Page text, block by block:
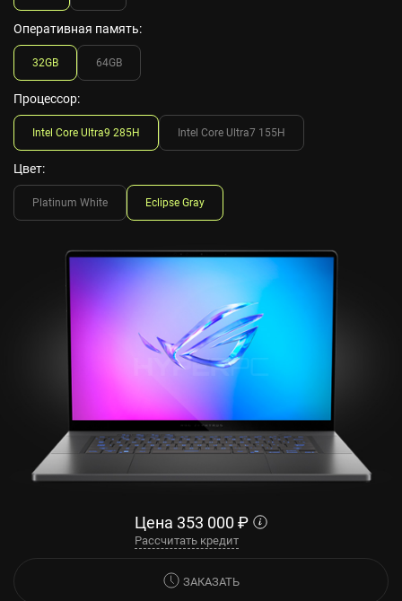
Оперативная память:
32GB 64GB
Процессор:
Intel Core Ultra9 285H Intel Core Ultra7 155H
Цвет:
Platinum White Eclipse Gray
Цена 353 000 ₽
Рассчитать кредит
ЗАКАЗАТЬ